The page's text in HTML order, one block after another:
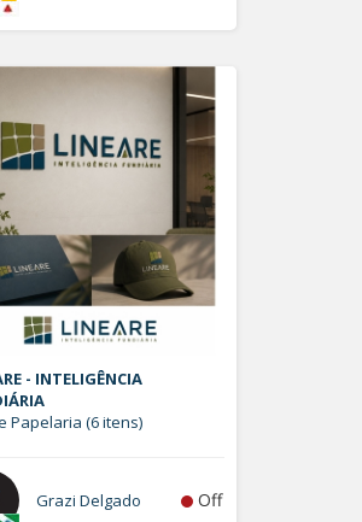
- INTELIGÊNCIA
Papelaria (6 itens)
Grazi Delgado Off